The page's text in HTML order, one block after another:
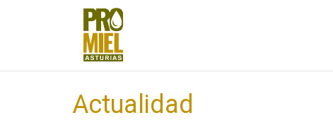
Actualidad